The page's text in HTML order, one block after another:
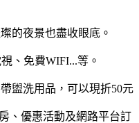
的夜景也盡收眼底。
、免費WIFI...等。
盥洗用品，可以現折50元
、優惠活動及網路平台訂